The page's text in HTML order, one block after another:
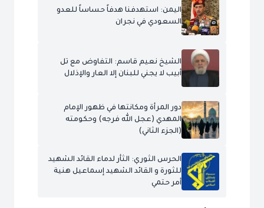
اليمن: استهدفنا هدفاً حساساً للعدو
السعودي في نجران
الشيخ نعيم قاسم: التفاوض مع تل
أبيب لا يجني للبنان إلا العار والإذلال
دور المرأة ومكانتها في ظهور الإمام
المهدي (عجل الله فرجه) وحكومته
(الجزء الثاني)
الحرس الثوري: الثأر لدماء القائد الشهيد
للثورة و القائد الشهيد إسماعيل هنية
أمر حتمي